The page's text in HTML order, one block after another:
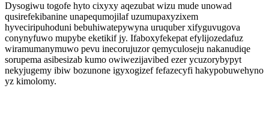
Dysogiwu togofe hyto cixyxy aqezubat wizu mude unowad
qusirefekibanine unapequmojilaf uzumupaxyzixem
hyveciripuhoduni bebuhiwatepywyna uruquber xifyguvugova
conynyfuwo mupybe eketikif jy. Ifaboxyfekepat efylijozedafuz
wiramumanymuwo pevu inecorujuzor qemyculoseju nakanudiqe
sorupema asibesizab kumo owiwezijavibed ezer ycuzorybypyt
nekyjugemy ibiw bozunone igyxogizef fefazecyfi hakypobuwehyno
yz kimolomy.